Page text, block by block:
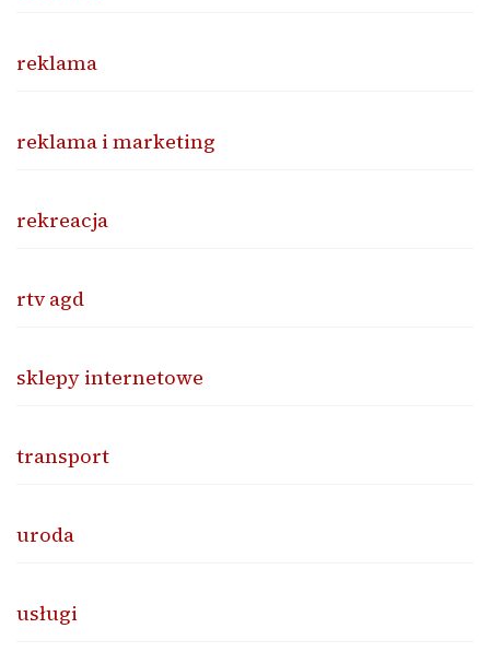
reklama
reklama i marketing
rekreacja
rtv agd
sklepy internetowe
transport
uroda
usługi